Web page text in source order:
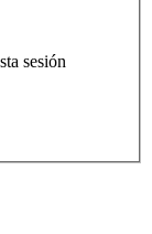
sesión